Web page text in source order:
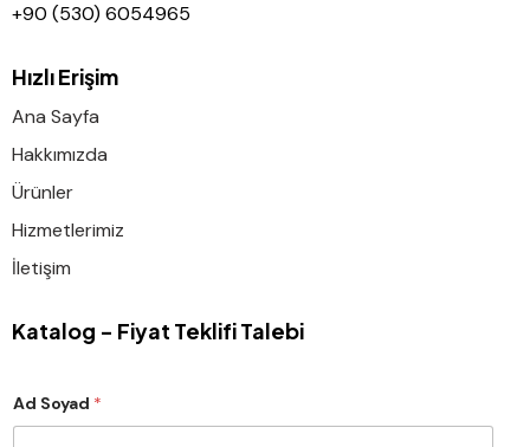
+90 (530) 6054965
Hızlı Erişim
Ana Sayfa
Hakkımızda
Ürünler
Hizmetlerimiz
İletişim
Katalog - Fiyat Teklifi Talebi
Ad Soyad *